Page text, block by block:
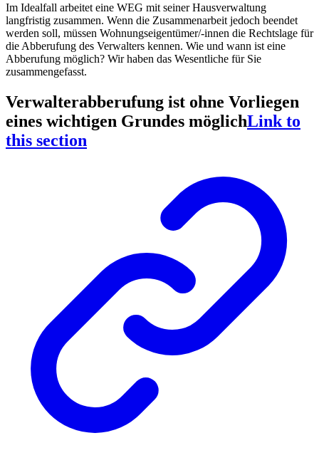
Im Idealfall arbeitet eine WEG mit seiner Hausverwaltung
langfristig zusammen. Wenn die Zusammenarbeit jedoch beendet
werden soll, müssen Wohnungseigentümer/-innen die Rechtslage für
die Abberufung des Verwalters kennen. Wie und wann ist eine
Abberufung möglich? Wir haben das Wesentliche für Sie
zusammengefasst.
Verwalterabberufung ist ohne Vorliegen
eines wichtigen Grundes möglichLink to
this section